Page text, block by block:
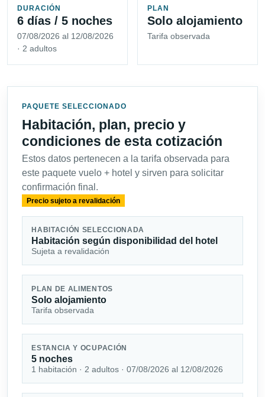
DURACIÓN
6 días / 5 noches
07/08/2026 al 12/08/2026
· 2 adultos
PLAN
Solo alojamiento
Tarifa observada
PAQUETE SELECCIONADO
Habitación, plan, precio y
condiciones de esta cotización
Estos datos pertenecen a la tarifa observada para
este paquete vuelo + hotel y sirven para solicitar
confirmación final.
Precio sujeto a revalidación
HABITACIÓN SELECCIONADA
Habitación según disponibilidad del hotel
Sujeta a revalidación
PLAN DE ALIMENTOS
Solo alojamiento
Tarifa observada
ESTANCIA Y OCUPACIÓN
5 noches
1 habitación · 2 adultos · 07/08/2026 al 12/08/2026